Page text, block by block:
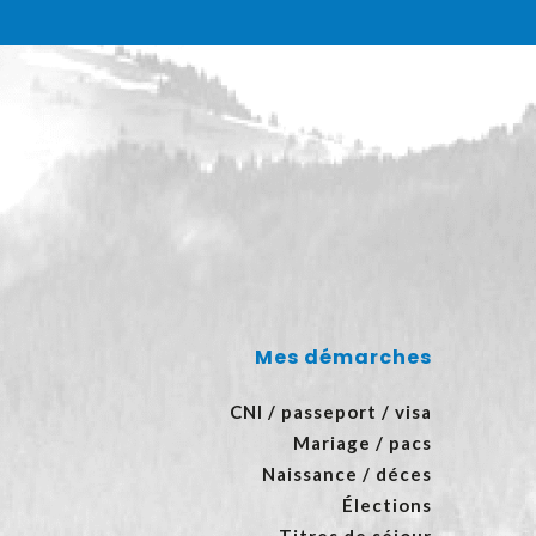
Mes démarches
CNI / passeport / visa
Mariage / pacs
Naissance / déces
Élections